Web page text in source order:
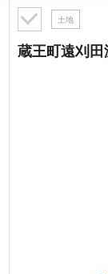
土地
蔵王町遠刈